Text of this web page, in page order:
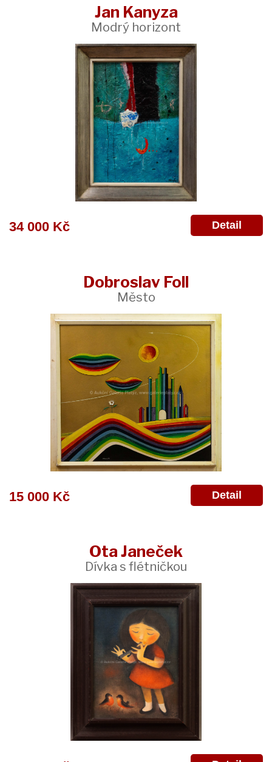
Jan Kanyza
Modrý horizont
34 000 Kč Detail
Dobroslav Foll
Město
15 000 Kč Detail
Ota Janeček
Dívka s flétničkou